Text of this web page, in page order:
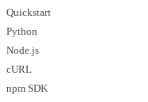
Quickstart
Python
Node.js
cURL
npm SDK